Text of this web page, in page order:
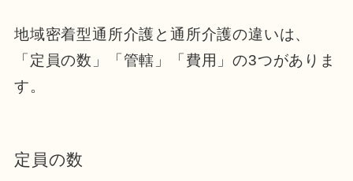
地域密着型通所介護と通所介護の違いは、
「定員の数」「管轄」「費用」の3つがありま
す。
定員の数